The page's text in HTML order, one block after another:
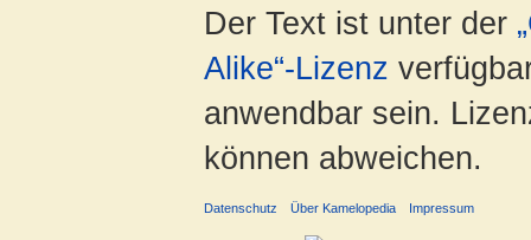
Der Text ist unter der
Alike“-Lizenz
anwendbar sein.
können abweichen.
Datenschutz Über Kamelopedia Impressum